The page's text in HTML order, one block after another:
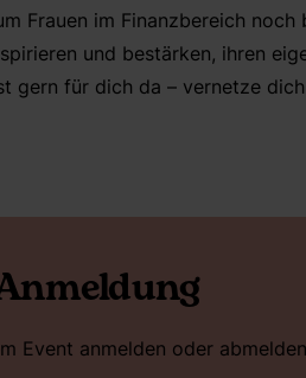
Frauen im Finanzbereich noch
und bestärken, ihren
gern für dich da – vernetze
Event anmelden oder